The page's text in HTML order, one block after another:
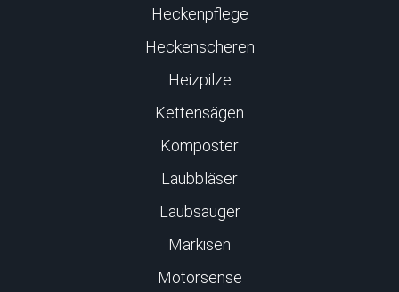
Heckenpflege
Heckenscheren
Heizpilze
Kettensägen
Komposter
Laubbläser
Laubsauger
Markisen
Motorsense